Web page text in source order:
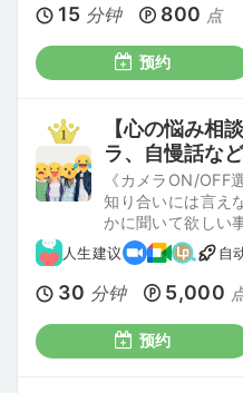
15 分钟 800 点
预约
【心の悩み相
ラ、自慢話な
《カメラON/OFF
知り合いには言え
かに聞いて欲しい
人生建议 自
30 分钟 5,000
预约